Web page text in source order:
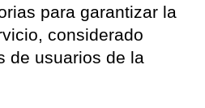
para garantizar la
considerado
de usuarios de la